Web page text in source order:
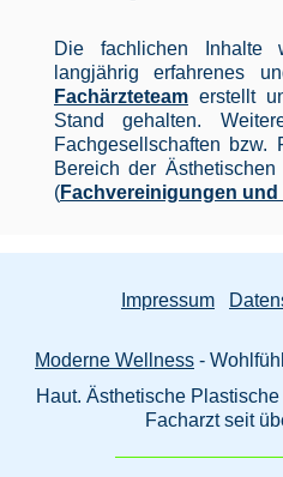
Die fachlichen Inhalte
langjährig erfahrenes
Fachärzteteam erstellt
Stand gehalten.
Fachgesellschaften bzw.
Bereich der
(Fachvereinigungen
Impressum
Moderne Wellness -
Haut. Ästhetische
Facharzt seit